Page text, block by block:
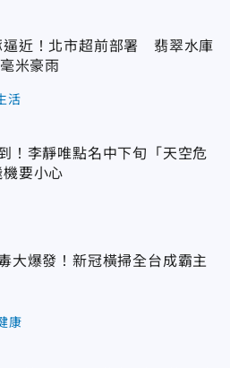
逼近！北市超前部署 翡翠水庫
米豪雨
活
！李靜唯點名中下旬「天空危
要小心
大爆發！新冠橫掃全台成霸主
康